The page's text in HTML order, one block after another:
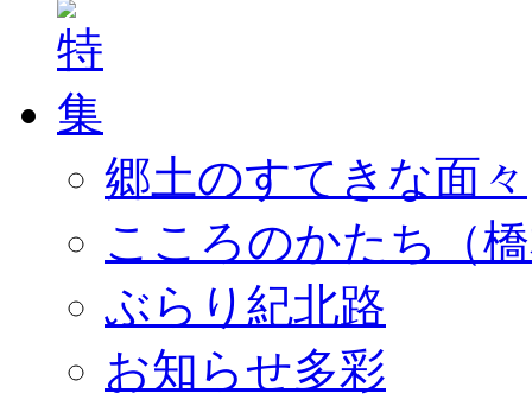
郷土のすてきな面々
こころのかたち（
ぶらり紀北路
お知らせ多彩